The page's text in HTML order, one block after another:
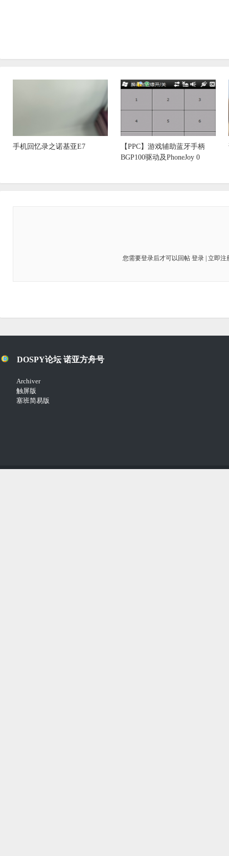
手机回忆录之诺基亚E7
【PPC】游戏辅助蓝牙手柄
BGP100驱动及PhoneJoy 0
您需要登录后才可以回帖 登录| 立即注
DOSPY论坛 诺亚方舟号
Archiver
触屏版
塞班简易版